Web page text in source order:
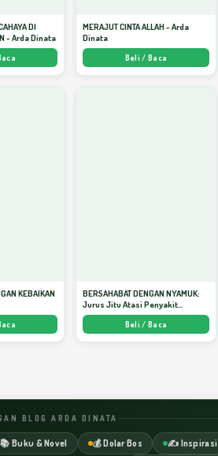
DI
- Arda Dinata
MERAJUT CINTA ALLAH - Arda
Dinata
Beli / Baca
KEBAIKAN
BERSAHABAT DENGAN NYAMUK:
Jurus Jitu Atasi Penyakit
Bersumber Nyamuk - Arda Dinata
Beli / Baca
BLOG ARDA DINATA
📚 Buku & Novel 💰 Dolar Bos ✍️ Inspirasi